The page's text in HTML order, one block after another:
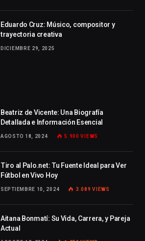
Eduardo Cruz: Músico, compositor y
trayectoria creativa
DICIEMBRE 29, 2025
Beatriz de Vicente: Una Biografía
Detallada e Información Esencial
AGOSTO 18, 2024 5.900VIEWS
Tiro al Palo.net: Tu Fuente Ideal para Ver
Fútbol en Vivo Hoy
SEPTIEMBRE 10, 2024 3.089VIEWS
Aitana Bonmatí: Su Vida, Carrera, y Pareja
Actual